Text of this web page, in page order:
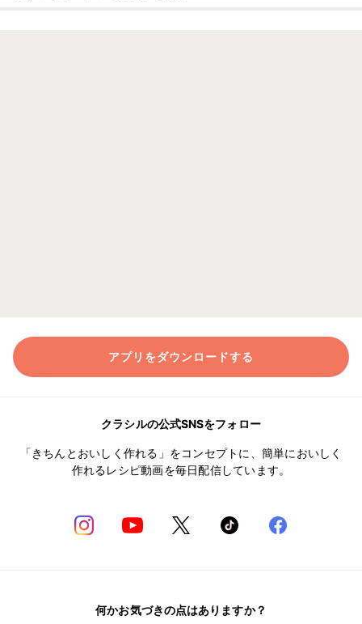
アプリをダウンロードする
クラシルの公式SNSをフォロー
「きちんとおいしく作れる」をコンセプトに、簡単においしく
作れるレシピ動画を毎日配信しています。
何かお気づきの点はありますか？